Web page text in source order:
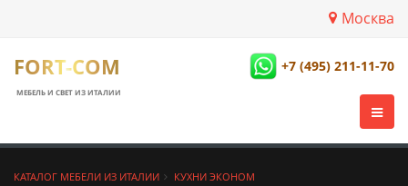
Москва
FORT-COM
МЕБЕЛЬ И СВЕТ ИЗ ИТАЛИИ
+7 (495) 211-11-70
КАТАЛОГ МЕБЕЛИ ИЗ ИТАЛИИ
КУХНИ ЭКОНОМ